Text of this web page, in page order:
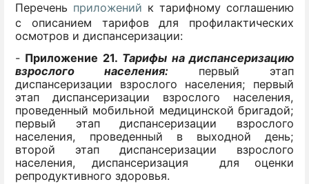
Перечень приложений к тарифному соглашению
с описанием тарифов для профилактических
осмотров и диспансеризации:
- Приложение 21. Тарифы на диспансеризацию
взрослого населения:
первый этап
диспансеризации взрослого населения; первый
этап диспансеризации взрослого населения,
проведенный мобильной медицинской бригадой;
первый этап диспансеризации взрослого
населения, проведенный в выходной день;
второй этап диспансеризации взрослого
населения, диспансеризация для оценки
репродуктивного здоровья.